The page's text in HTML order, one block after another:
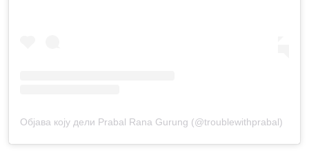
Објава коју дели Prabal Rana Gurung (@troublewithprabal)